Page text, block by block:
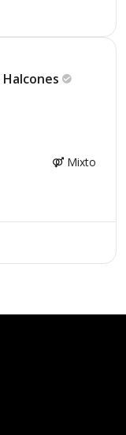
Halcones
Mixto